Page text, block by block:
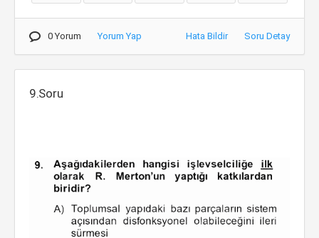
0 Yorum Yorum Yap Hata Bildir Soru Detay
9.Soru